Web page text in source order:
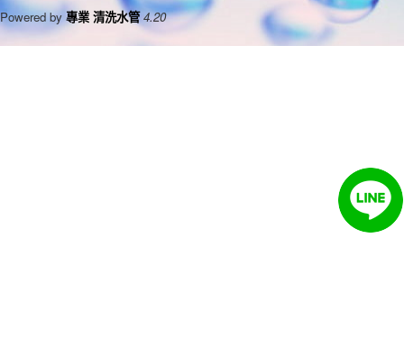
Powered by 專業 清洗水管 4.20